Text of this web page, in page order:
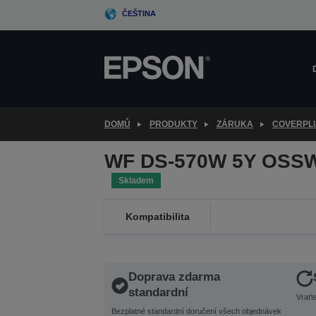
ČEŠTINA
DOMŮ PRODUKTY ZÁRUKA
WF DS-570W 5Y
Skladem
Kompatibilita
Doprava zdarma
standardní
Bezplatné standardní doručení všech objednávek